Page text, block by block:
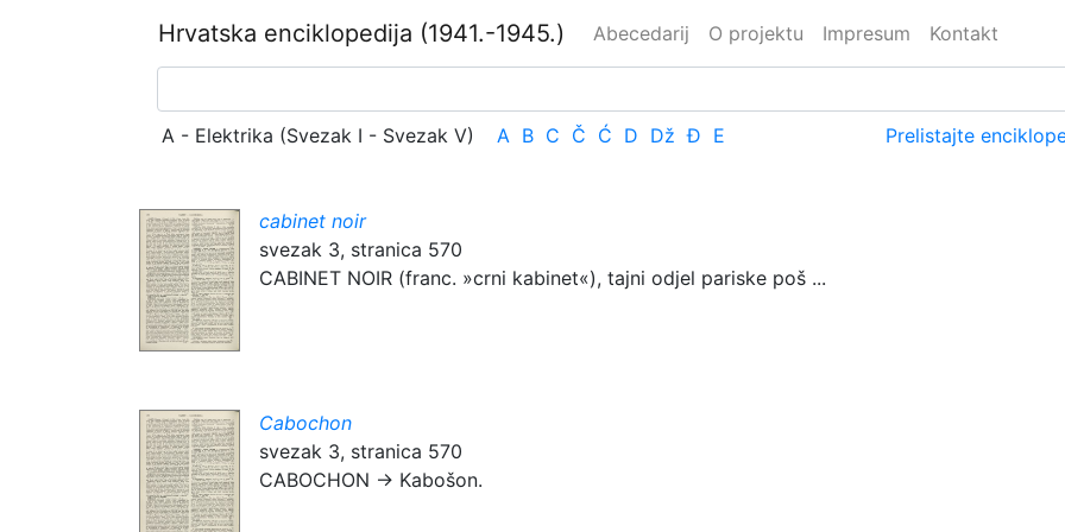
Hrvatska enciklopedija (1941.-1945.) Abecedarij O projektu Impresum Kontakt
A - Elektrika (Svezak I - Svezak V) A B C Č Ć D Dž Đ E Prelistajte
cabinet noir
svezak 3, stranica 570
CABINET NOIR (franc. »crni kabinet«), tajni odjel pariske poš ...
Cabochon
svezak 3, stranica 570
CABOCHON → Kabošon.